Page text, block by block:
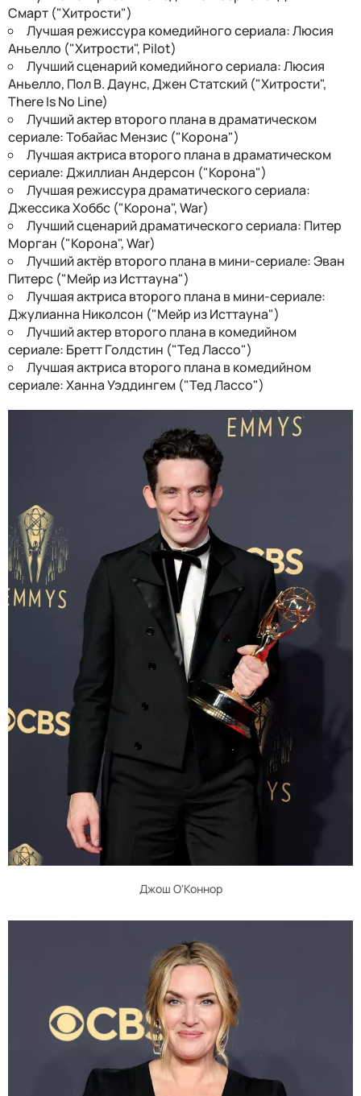
Смарт ("Хитрости")
Лучшая режиссура комедийного сериала: Люсия
Аньелло ("Хитрости", Pilot)
Лучший сценарий комедийного сериала: Люсия
Аньелло, Пол В. Даунс, Джен Статский ("Хитрости",
There Is No Line)
Лучший актер второго плана в драматическом
сериале: Тобайас Мензис ("Корона")
Лучшая актриса второго плана в драматическом
сериале: Джиллиан Андерсон ("Корона")
Лучшая режиссура драматического сериала:
Джессика Хоббс ("Корона", War)
Лучший сценарий драматического сериала: Питер
Морган ("Корона", War)
Лучший актёр второго плана в мини-сериале: Эван
Питерс ("Мейр из Исттауна")
Лучшая актриса второго плана в мини-сериале:
Джулианна Николсон ("Мейр из Исттауна")
Лучший актер второго плана в комедийном
сериале: Бретт Голдстин ("Тед Лассо")
Лучшая актриса второго плана в комедийном
сериале: Ханна Уэддингем ("Тед Лассо")
Джош О'Коннор